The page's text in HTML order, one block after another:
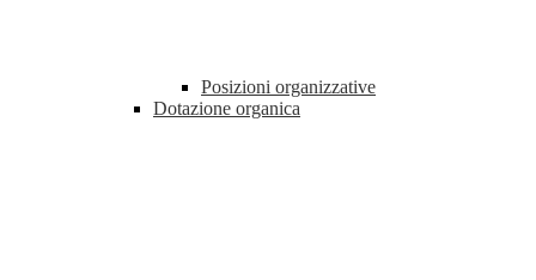
Posizioni organizzative
Dotazione organica